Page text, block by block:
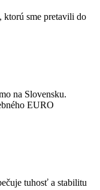
ktorú sme pretavili do
na Slovensku.
EURO
tuhosť a stabilitu